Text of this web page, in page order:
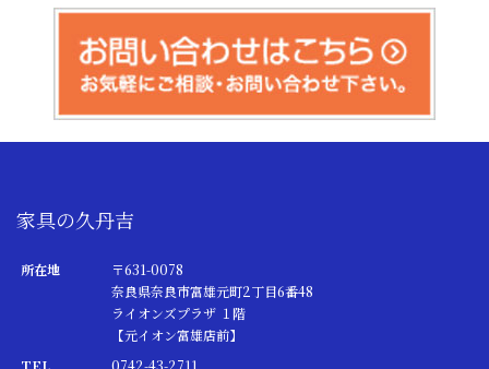
家具の久丹吉
所在地
〒631-0078
奈良県奈良市富雄元町2丁目6番48
ライオンズプラザ １階
【元イオン富雄店前】
TEL
0742-43-2711